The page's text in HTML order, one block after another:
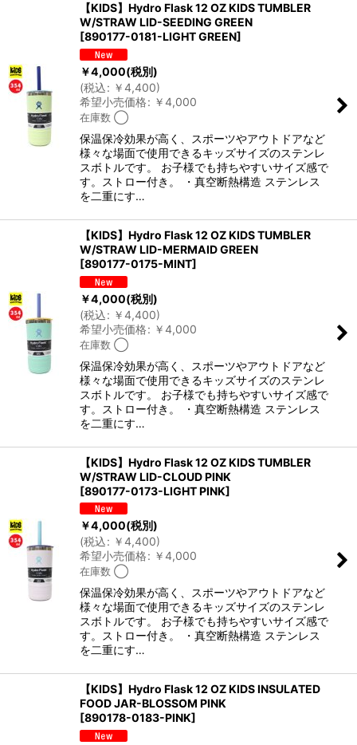
【KIDS】Hydro Flask 12 OZ KIDS TUMBLER
W/STRAW LID-SEEDING GREEN
[890177-0181-LIGHT GREEN]
￥4,000(税別)
(税込: ￥4,400)
希望小売価格: ￥4,000
在庫数 ◯
保温保冷効果が高く、スポーツやアウトドアなど
様々な場面で使用できるキッズサイズのステンレ
スボトルです。 お子様でも持ちやすいサイズ感で
す。ストロー付き。 ・真空断熱構造 ステンレス
を二重にす…
【KIDS】Hydro Flask 12 OZ KIDS TUMBLER
W/STRAW LID-MERMAID GREEN
[890177-0175-MINT]
￥4,000(税別)
(税込: ￥4,400)
希望小売価格: ￥4,000
在庫数 ◯
保温保冷効果が高く、スポーツやアウトドアなど
様々な場面で使用できるキッズサイズのステンレ
スボトルです。 お子様でも持ちやすいサイズ感で
す。ストロー付き。 ・真空断熱構造 ステンレス
を二重にす…
【KIDS】Hydro Flask 12 OZ KIDS TUMBLER
W/STRAW LID-CLOUD PINK
[890177-0173-LIGHT PINK]
￥4,000(税別)
(税込: ￥4,400)
希望小売価格: ￥4,000
在庫数 ◯
保温保冷効果が高く、スポーツやアウトドアなど
様々な場面で使用できるキッズサイズのステンレ
スボトルです。 お子様でも持ちやすいサイズ感で
す。ストロー付き。 ・真空断熱構造 ステンレス
を二重にす…
【KIDS】Hydro Flask 12 OZ KIDS INSULATED
FOOD JAR-BLOSSOM PINK
[890178-0183-PINK]